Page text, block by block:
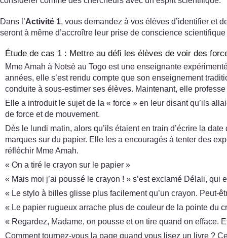
Dans l’Activité 1, vous demandez à vos élèves d’identifier et
seront à même d’accroître leur prise de conscience
Étude de cas 1 : Mettre au défi les élèves de voir des
Mme Amah à Notsè au Togo est une enseignante
années, elle s’est rendu compte que son enseignement
conduite à sous-estimer ses élèves. Maintenant, elle
Elle a introduit le sujet de la « force » en leur disant qu’ils
de force et de mouvement.
Dès le lundi matin, alors qu’ils étaient en train d’écrire la
marques sur du papier. Elle les a encouragés à tenter des
réfléchir Mme Amah.
« On a tiré le crayon sur le papier »
« Mais moi j’ai poussé le crayon ! » s’est exclamé Délali, qui
« Le stylo à billes glisse plus facilement qu’un crayon. Peut-
« Le papier rugueux arrache plus de couleur de la pointe du
« Regardez, Madame, on pousse et on tire quand on efface.
Comment tournez-vous la page quand vous lisez un livre ?